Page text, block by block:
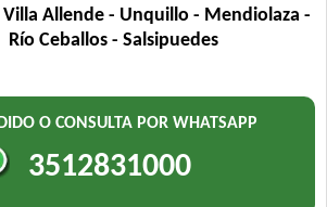
Allende - Unquillo - Mendiolaza -
Río Ceballos - Salsipuedes
O CONSULTA POR WHATSAPP
3512831000